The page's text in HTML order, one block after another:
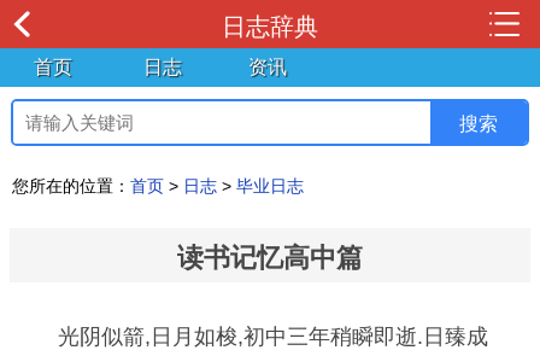
日志辞典
首页 日志 资讯
您所在的位置： 首页 > 日志 > 毕业日志
读书记忆高中篇
光阴似箭,日月如梭,初中三年稍瞬即逝.日臻成